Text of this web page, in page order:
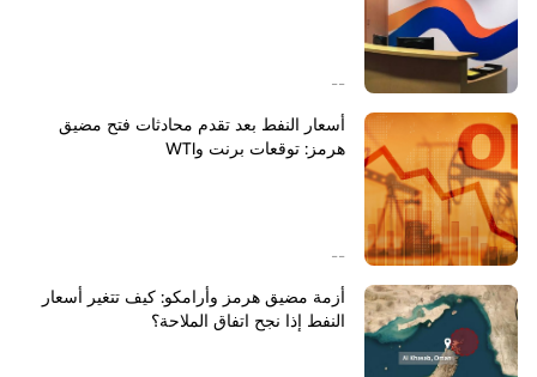
--
أسعار النفط بعد تقدم محادثات فتح مضيق
هرمز: توقعات برنت وWTI
--
أزمة مضيق هرمز وأرامكو: كيف تتغير أسعار
النفط إذا نجح اتفاق الملاحة؟